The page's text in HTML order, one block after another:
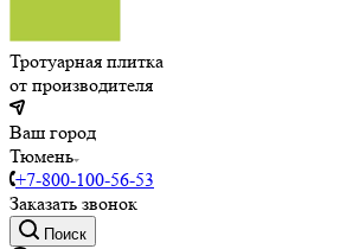
Тротуарная плитка
от производителя
Ваш город
Тюмень
+7-800-100-56-53
Заказать звонок
Поиск